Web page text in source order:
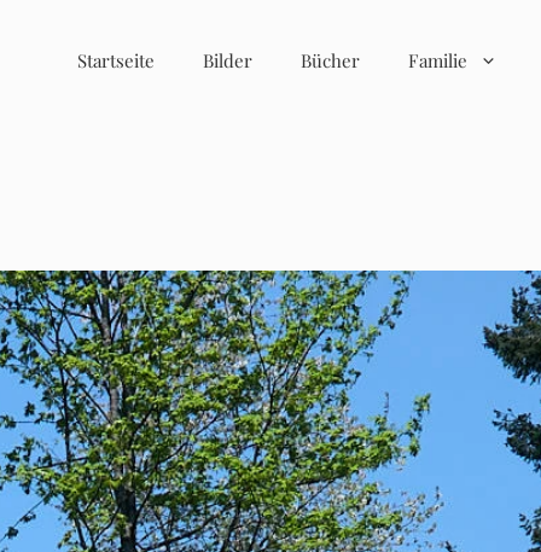
Startseite Bilder Bücher Familie